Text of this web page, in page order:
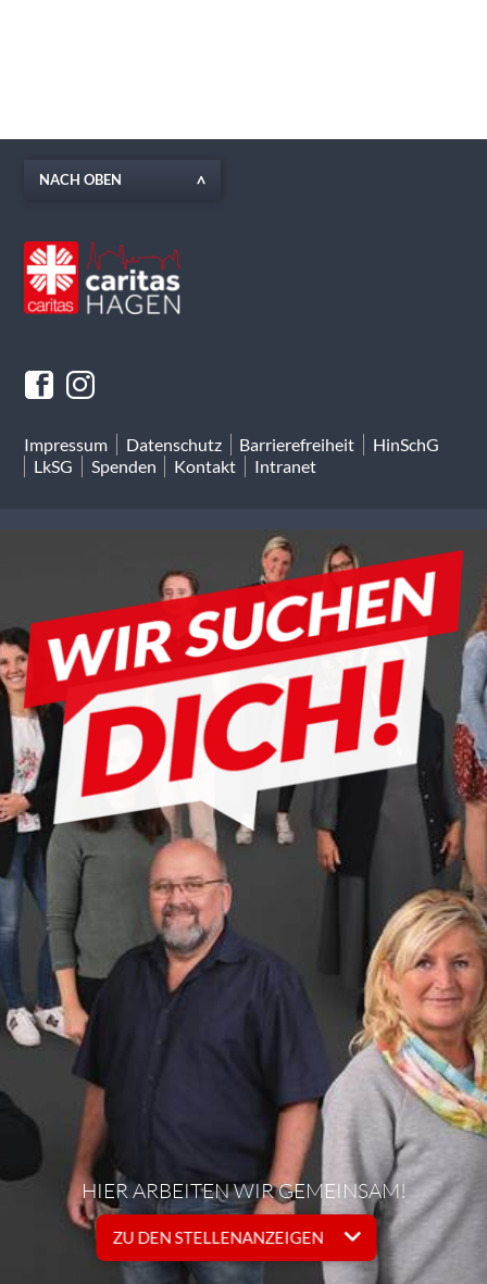
NACH OBEN
Impressum Datenschutz Barrierefreiheit
HinSchG
LkSG
Spenden Kontakt Intranet
HIER ARBEITEN WIR GEMEINSAM!
ZU DEN STELLENANZEIGEN